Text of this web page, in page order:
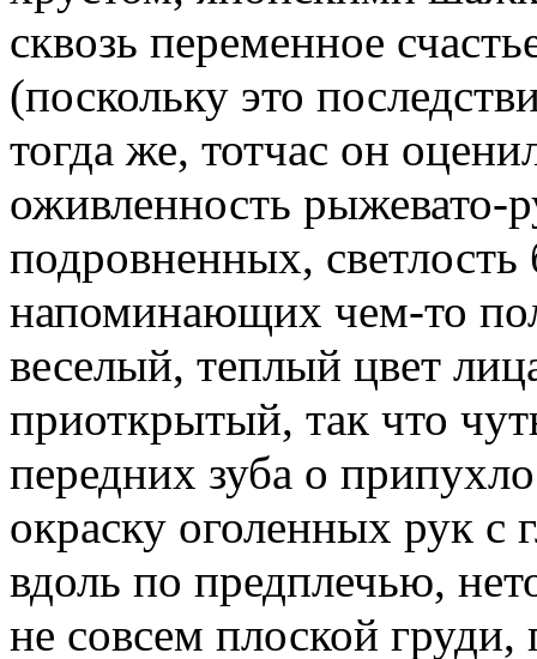
сквозь переменное
(поскольку это
тогда же, тотчас он
оживленность рыжевато-
подровненных,
напоминающих чем-то
веселый, теплый цвет
приоткрытый, так что
передних зуба о
окраску оголенных рук с
вдоль по предплечью,
не совсем плоской